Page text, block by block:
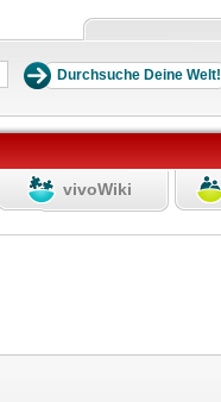
vivoWiki